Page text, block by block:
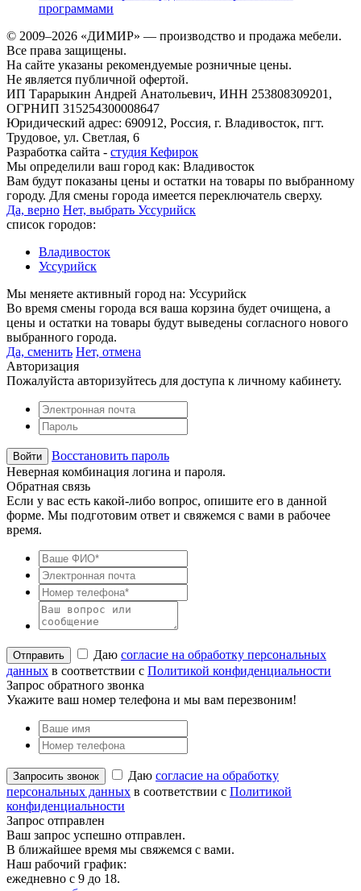
программами
© 2009–2026 «ДИМИР» — производство и продажа мебели.
Все права защищены.
На сайте указаны рекомендуемые розничные цены.
Не является публичной офертой.
ИП Тарарыкин Андрей Анатольевич, ИНН 253808309201,
ОГРНИП 315254300008647
Юридический адрес: 690912, Россия, г. Владивосток, пгт.
Трудовое, ул. Светлая, 6
Разработка сайта - студия Кефирок
Мы определили ваш город как: Владивосток
Вам будут показаны цены и остатки на товары по выбранному
городу. Для смены города имеется переключатель сверху.
Да, верно Нет, выбрать Уссурийск
список городов:
Владивосток
Уссурийск
Мы меняете активный город на: Уссурийск
Во время смены города вся ваша корзина будет очищена, а
цены и остатки на товары будут выведены согласного нового
выбранного города.
Да, сменить Нет, отмена
Авторизация
Пожалуйста авторизуйтесь для доступа к личному кабинету.
Восстановить пароль
Неверная комбинация логина и пароля.
Обратная связь
Если у вас есть какой-либо вопрос, опишите его в данной
форме. Мы подготовим ответ и свяжемся с вами в рабочее
время.
Даю согласие на обработку персональных
данных в соответствии с Политикой конфиденциальности
Запрос обратного звонка
Укажите ваш номер телефона и мы вам перезвоним!
Даю согласие на обработку
персональных данных в соответствии с Политикой
конфиденциальности
Запрос отправлен
Ваш запрос успешно отправлен.
В ближайшее время мы свяжемся с вами.
Наш рабочий график:
ежедневно с 9 до 18.